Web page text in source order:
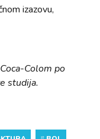
izazovu,
Colom po
studija.